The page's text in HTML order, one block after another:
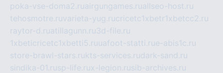
poka-vse-doma2.ruairgungames.ruallseo-host.ru
tehosmotre.ruvarieta-yug.rucricetc1xbetr1xbetcc2.ru
raytor-d.ruatillagunn.ru3d-file.ru
1xbeticricetc1xbetti5.ruuafoot-statti.rue-abis1c.ru
store-brawl-stars.rukts-services.rudark-sand.ru
sindika-01.rusp-life.rux-legion.rusib-archives.ru